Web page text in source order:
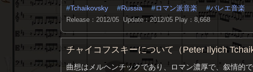
Tchaikovsky Russia ロマン派音楽 バレエ音楽
Release：2012/05 Update：2012/05 Play：8,668
チャイコフスキーについて（Peter Ilyich
曲想はメルヘンチックであり、ロマン濃厚で、叙情的